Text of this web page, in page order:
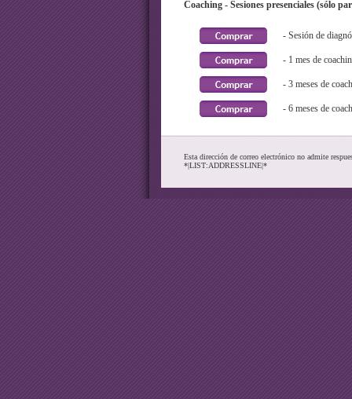
Coaching - Sesiones presenciales (sólo
- Sesión de
- 1 mes de
- 3 meses de
- 6 meses de
Esta dirección de correo electrónico no admite
*|LIST:ADDRESSLINE|*